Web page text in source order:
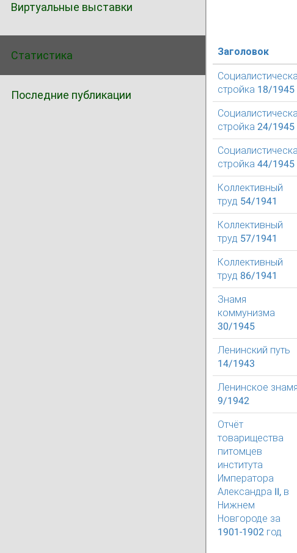
Виртуальные выставки
Статистика
Последние публикации
Заголовок
стройка 18/1945
стройка 24/1945
стройка 44/1945
Коллективный
труд 54/1941
Коллективный
труд 57/1941
Коллективный
труд 86/1941
Знамя
коммунизма
30/1945
Ленинский путь
14/1943
Ленинское знамя
9/1942
Отчёт
товарищества
питомцев
института
Императора
Александра II, в
Нижнем
Новгороде за
1901-1902 год